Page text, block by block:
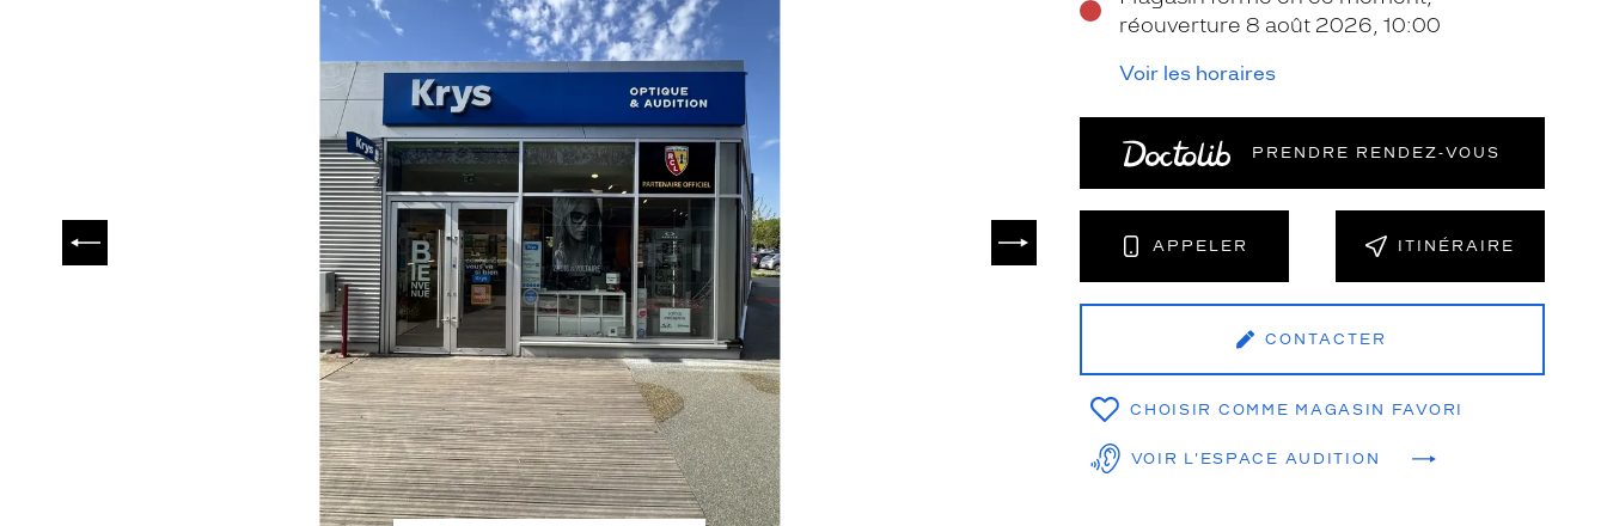
réouverture 8 août 2026, 10:00
Voir les horaires
PRENDRE RENDEZ‑VOUS
APPELER ITINÉRAIRE
CONTACTER
CHOISIR COMME MAGASIN FAVORI
VOIR L'ESPACE AUDITION